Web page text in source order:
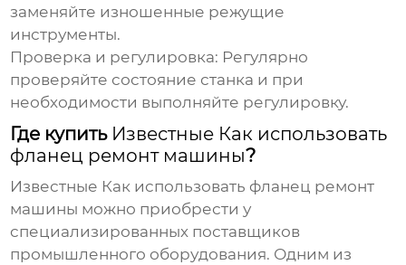
заменяйте изношенные режущие
инструменты.
Проверка и регулировка: Регулярно
проверяйте состояние станка и при
необходимости выполняйте регулировку.
Где купить Известные Как использовать
фланец ремонт машины?
Известные Как использовать фланец ремонт
машины можно приобрести у
специализированных поставщиков
промышленного оборудования. Одним из